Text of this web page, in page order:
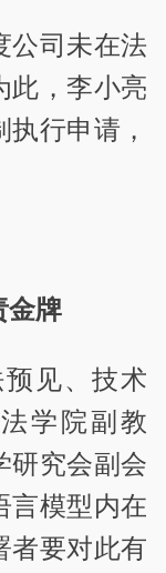
公司未在法
此，李小亮
行申请，
金牌
见、技术
学院副教
研究会副会
言模型内在
者要对此有